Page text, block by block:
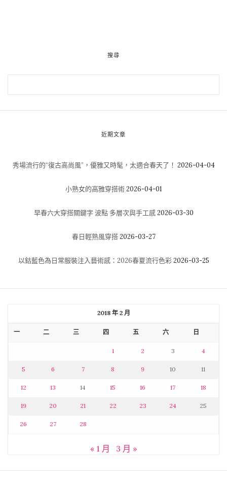
搜尋
近期文章
秀場流行的“復古高尚風”，優雅又時髦，太適合春天了！ 2026-04-04
小熟女的高雅穿搭術 2026-04-01
早春六大穿搭關鍵字 波點 多層次與手工感 2026-03-30
春日輕熟風穿搭 2026-03-27
以鈷藍色為日常服裝注入藝術感：2026春夏流行色彩 2026-03-25
2018 年 2 月
一 二 三 四 五 六 日
1 2 3 4
5 6 7 8 9 10 11
12 13 14 15 16 17 18
19 20 21 22 23 24 25
26 27 28
« 1 月 3 月 »